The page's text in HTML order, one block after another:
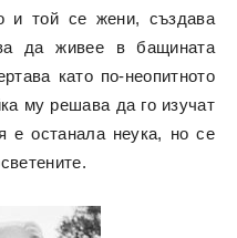
и той се жени, създава
да живее в бащината
като по-неопитното
му решава да го изучат
е останала неука, но се